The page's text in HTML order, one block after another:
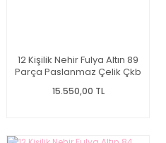
12 Kişilik Nehir Fulya Altın 89
Parça Paslanmaz Çelik Çkb
15.550,00 TL